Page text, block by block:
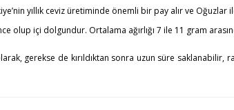
yıllık ceviz üretiminde önemli bir pay alır ve Oğuzlar
olup içi dolgundur. Ortalama ağırlığı 7 ile 11 gram
gerekse de kırıldıktan sonra uzun süre